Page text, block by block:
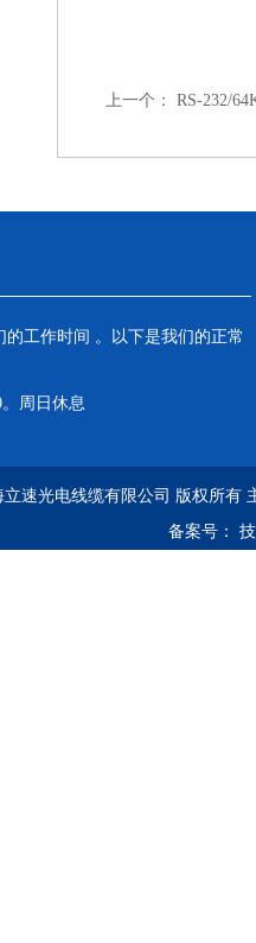
上一个： RS-232/
工作时间 。以下是我们的正常
周日休息
速光电线缆有限公司 版权所有
备案号：